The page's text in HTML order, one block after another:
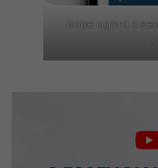
Baixe agora o